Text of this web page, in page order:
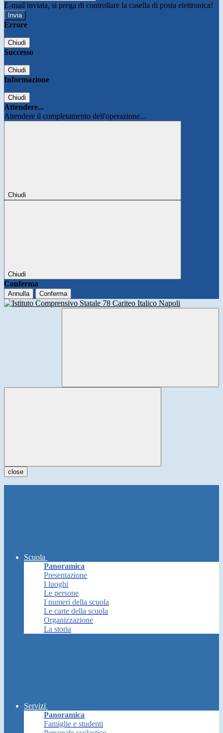
E-mail inviata, si prega di controllare la casella di posta elettronica!
Errore
Chiudi
Successo
Chiudi
Informazione
Chiudi
Attendere...
Attendere il completamento dell'operazione...
Chiudi
Chiudi
Conferma
Annulla Conferma
close
Scuola
Panoramica
Presentazione
I luoghi
Le persone
I numeri della scuola
Le carte della scuola
Organizzazione
La storia
Servizi
Panoramica
Famiglie e studenti